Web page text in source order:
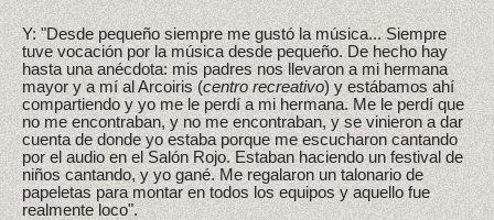
Y: "Desde pequeño siempre me gustó la música... Siempre
tuve vocación por la música desde pequeño. De hecho hay
hasta una anécdota: mis padres nos llevaron a mi hermana
mayor y a mí al Arcoiris (centro recreativo) y estábamos ahí
compartiendo y yo me le perdí a mi hermana. Me le perdí que
no me encontraban, y no me encontraban, y se vinieron a dar
cuenta de donde yo estaba porque me escucharon cantando
por el audio en el Salón Rojo. Estaban haciendo un festival de
niños cantando, y yo gané. Me regalaron un talonario de
papeletas para montar en todos los equipos y aquello fue
realmente loco".